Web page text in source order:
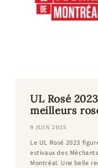
UL Rosé
meilleurs
9 JUIN 2025
Le UL Rosé 2023
estivaux des
Montréal. Une belle